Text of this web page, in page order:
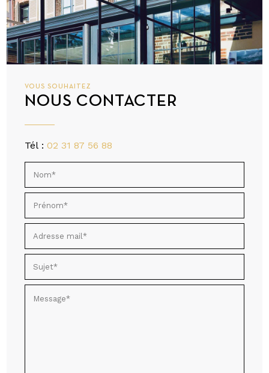
VOUS SOUHAITEZ
NOUS CONTACTER
Tél :02 31 87 56 88